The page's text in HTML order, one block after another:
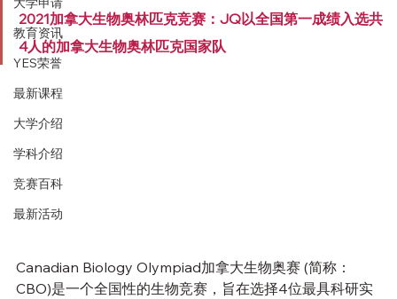
教育资讯
YES荣誉
最新课程
大学介绍
学科介绍
竞赛百科
最新活动
2021加拿大生物奥林匹克竞赛：JQ以全国第一成绩入选共
4人的加拿大生物奥林匹克国家队
Canadian Biology Olympiad加拿大生物奥赛 (简称：
CBO)是一个全国性的生物竞赛，旨在选择4位最具科研实